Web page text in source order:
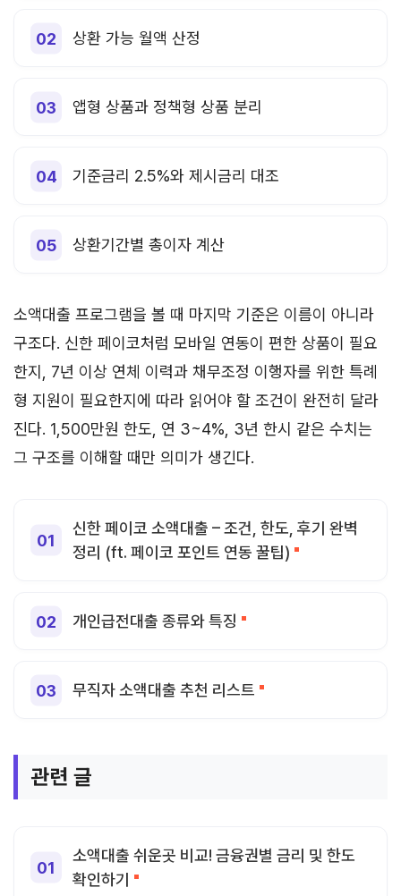
상환 가능 월액 산정
앱형 상품과 정책형 상품 분리
기준금리 2.5%와 제시금리 대조
상환기간별 총이자 계산
소액대출 프로그램을 볼 때 마지막 기준은 이름이 아니라
구조다. 신한 페이코처럼 모바일 연동이 편한 상품이 필요
한지, 7년 이상 연체 이력과 채무조정 이행자를 위한 특례
형 지원이 필요한지에 따라 읽어야 할 조건이 완전히 달라
진다. 1,500만원 한도, 연 3~4%, 3년 한시 같은 수치는
그 구조를 이해할 때만 의미가 생긴다.
신한 페이코 소액대출 – 조건, 한도, 후기 완벽
정리 (ft. 페이코 포인트 연동 꿀팁)
개인급전대출 종류와 특징
무직자 소액대출 추천 리스트
관련 글
소액대출 쉬운곳 비교! 금융권별 금리 및 한도
확인하기